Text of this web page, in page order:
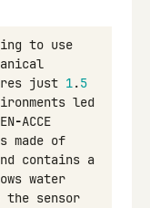
to use
just 1.5
led
-ACCE
made of
contains a
water
the sensor